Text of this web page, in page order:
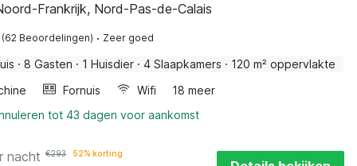
Frankrijk, Nord-Pas-de-Calais
(62 Beoordelingen) · Zeer goed
· 8 Gasten · 1 Huisdier · 4 Slaapkamers · 120 m² oppervlakte
Fornuis Wifi
18 meer
tot 43 dagen voor aankomst
nacht €293 52% korting